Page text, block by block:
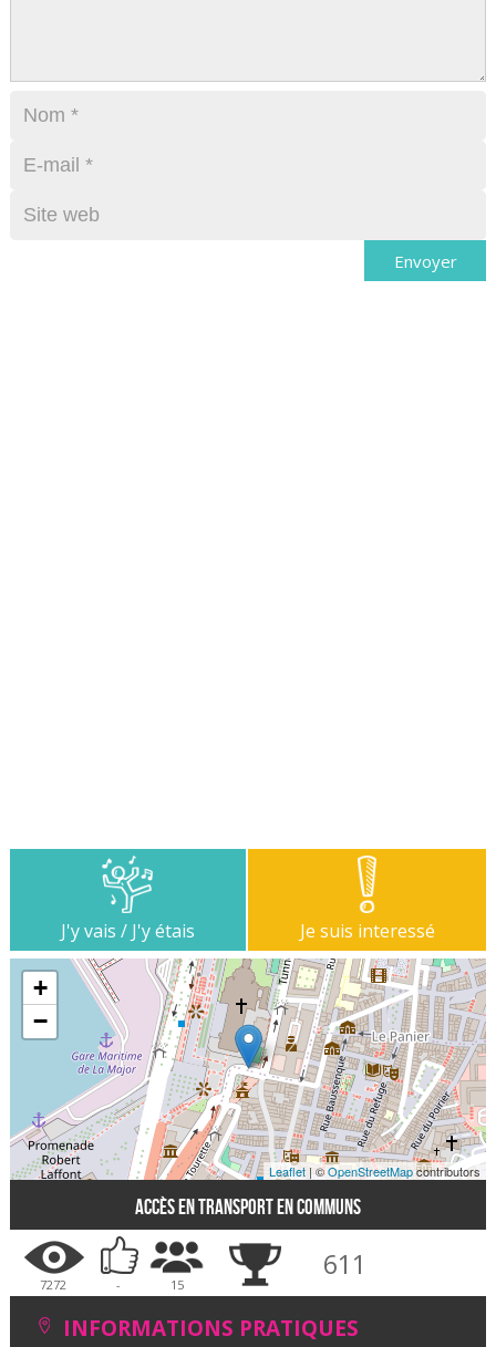
J'y vais / J'y étais Je suis interessé
+
−
Leaflet | ©OpenStreetMapcontributors
Accès en transport en communs
7272 - 15
611
INFORMATIONS PRATIQUES